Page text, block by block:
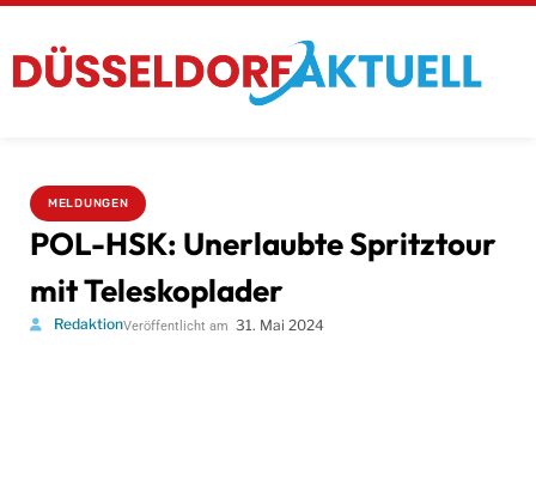
MELDUNGEN
POL-HSK: Unerlaubte Spritztour
mit Teleskoplader
RedaktionVeröffentlicht am 31. Mai 2024